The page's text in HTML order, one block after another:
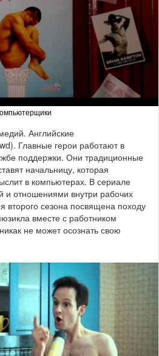
Английские
Главные герои работают в
поддержки. Они традиционные
начальницу, которая
в компьютерах. В сериале
и отношениями внутри рабочих
второго сезона посвящена походу
вместе с работником
не может осознать свою